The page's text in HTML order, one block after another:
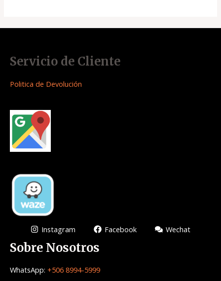
Servicio de Cliente
Politica de Devolución
Instagram Facebook Wechat
Sobre Nosotros
WhatsApp: +506 8994-5999